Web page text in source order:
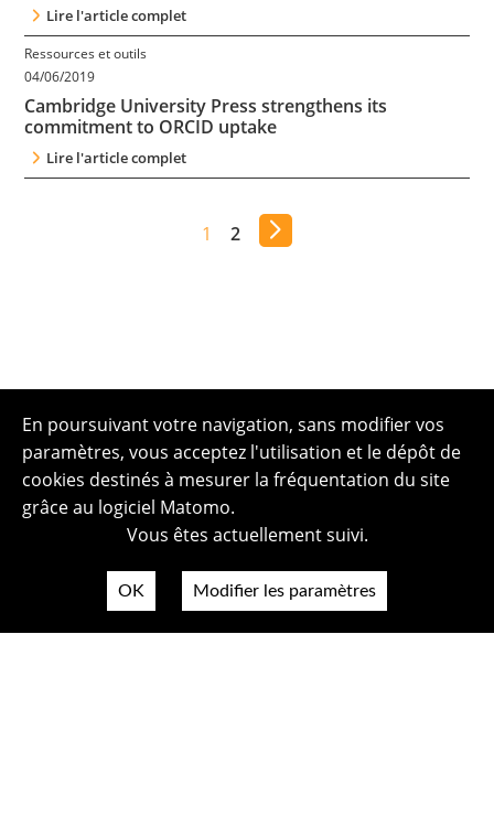
Lire l'article complet
Ressources et outils
04/06/2019
Cambridge University Press strengthens its
commitment to ORCID uptake
Lire l'article complet
1 2
En poursuivant votre navigation, sans modifier vos
paramètres, vous acceptez l'utilisation et le dépôt de
cookies destinés à mesurer la fréquentation du site
grâce au logiciel Matomo.
Vous êtes actuellement suivi.
OK Modifier les paramètres